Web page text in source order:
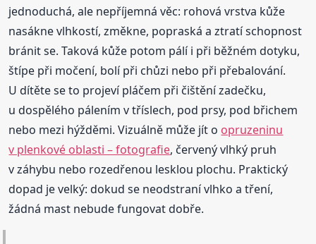
jednoduchá, ale nepříjemná věc: rohová vrstva kůže
nasákne vlhkostí, změkne, popraská a ztratí schopnost
bránit se. Taková kůže potom pálí i při běžném dotyku,
štípe při močení, bolí při chůzi nebo při přebalování.
U dítěte se to projeví pláčem při čištění zadečku,
u dospělého pálením v tříslech, pod prsy, pod břichem
nebo mezi hýžděmi. Vizuálně může jít o opruzeninu
v plenkové oblasti – fotografie, červený vlhký pruh
v záhybu nebo rozedřenou lesklou plochu. Praktický
dopad je velký: dokud se neodstraní vlhko a tření,
žádná mast nebude fungovat dobře.